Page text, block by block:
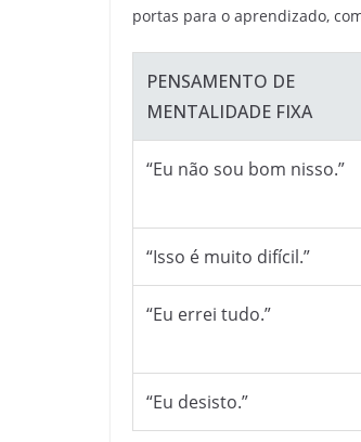
portas para o aprendizado,
PENSAMENTO DE
MENTALIDADE FIXA
“Eu não sou bom nisso.”
“Isso é muito difícil.”
“Eu errei tudo.”
“Eu desisto.”